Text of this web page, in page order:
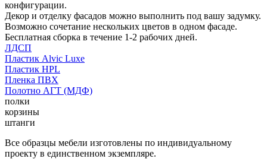
конфигурации.
Декор и отделку фасадов можно выполнить под вашу задумку.
Возможно сочетание нескольких цветов в одном фасаде.
Бесплатная сборка в течение 1-2 рабочих дней.
ЛДСП
Пластик Alvic Luxe
Пластик HPL
Пленка ПВХ
Полотно АГТ (МДФ)
полки
корзины
штанги
Все образцы мебели изготовлены по индивидуальному
проекту в единственном экземпляре.